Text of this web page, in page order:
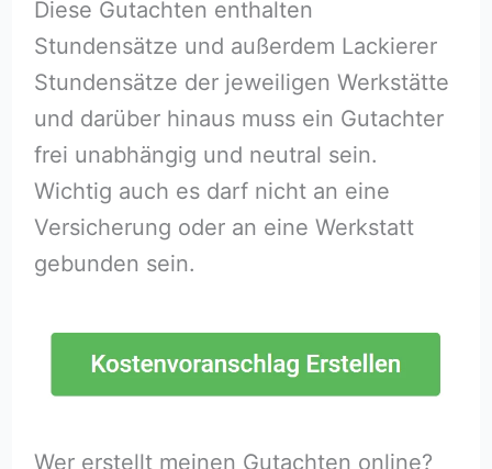
Diese Gutachten enthalten
Stundensätze und außerdem Lackierer
Stundensätze der jeweiligen Werkstätte
und darüber hinaus muss ein Gutachter
frei unabhängig und neutral sein.
Wichtig auch es darf nicht an eine
Versicherung oder an eine Werkstatt
gebunden sein.
Wer erstellt meinen Gutachten online?